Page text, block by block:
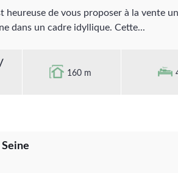
heureuse de vous proposer à la vente
dans un cadre idyllique. Cette...
160 m